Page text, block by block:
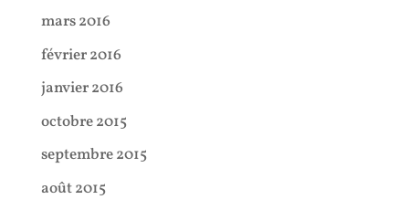
mars 2016
février 2016
janvier 2016
octobre 2015
septembre 2015
août 2015